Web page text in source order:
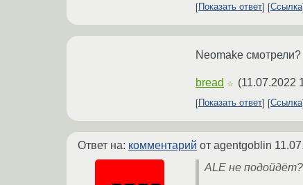
Показать ответ Ссылка
Neomake смотрели?
bread ☆ (11.07.2022
Показать ответ Ссылка
Ответ на: комментарий от agentgoblin
ALE не